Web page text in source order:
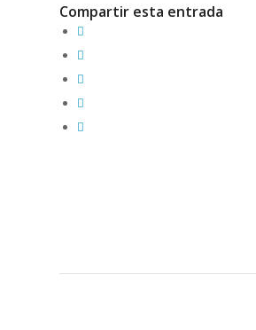
Compartir esta entrada